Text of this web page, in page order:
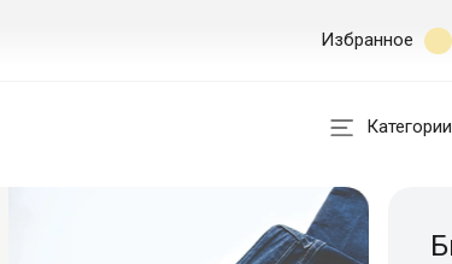
Избранное
Категории